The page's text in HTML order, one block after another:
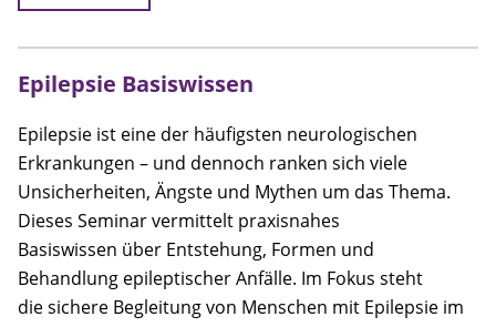
Epilepsie Basiswissen
Epilepsie ist eine der häufigsten neurologischen
Erkrankungen – und dennoch ranken sich viele
Unsicherheiten, Ängste und Mythen um das Thema.
Dieses Seminar vermittelt praxisnahes
Basiswissen über Entstehung, Formen und
Behandlung epileptischer Anfälle. Im Fokus steht
die sichere Begleitung von Menschen mit Epilepsie im